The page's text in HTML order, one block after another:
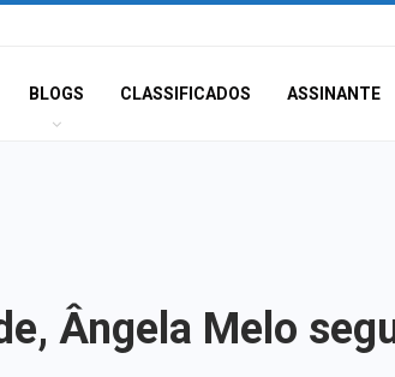
BLOGS CLASSIFICADOS ASSINANTE
Ângela Melo